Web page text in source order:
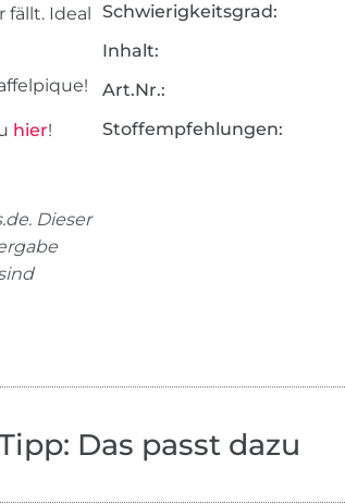
Ideal
hier!
Dieser
Schwierigkeitsgrad:
Inhalt:
Art.Nr.:
Stoffempfehlungen:
Das passt dazu